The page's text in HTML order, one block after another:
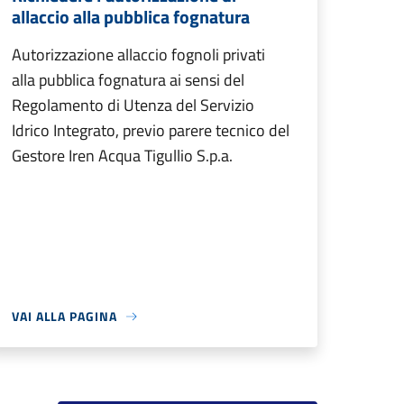
allaccio alla pubblica fognatura
Autorizzazione allaccio fognoli privati
alla pubblica fognatura ai sensi del
Regolamento di Utenza del Servizio
Idrico Integrato, previo parere tecnico del
Gestore Iren Acqua Tigullio S.p.a.
VAI ALLA PAGINA